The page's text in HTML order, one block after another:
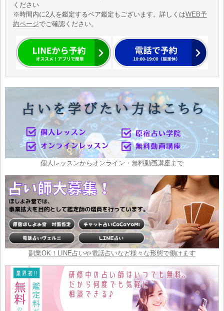
ください
※時間内に2人を鑑定するペア鑑定もございます。詳しくはWEB予
約ページでご確認ください。
個人レッスンからオンライン・無料動画講座まで
副業OK！LINE占いや電話占いなど様々な形態で働けます